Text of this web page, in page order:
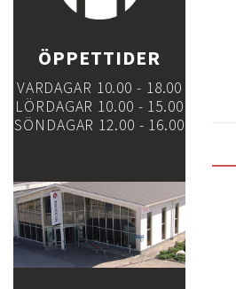
ÖPPETTIDER
VARDAGAR 10.00 - 18.00
LÖRDAGAR 10.00 - 15.00
SÖNDAGAR 12.00 - 16.00
Lägg
till i